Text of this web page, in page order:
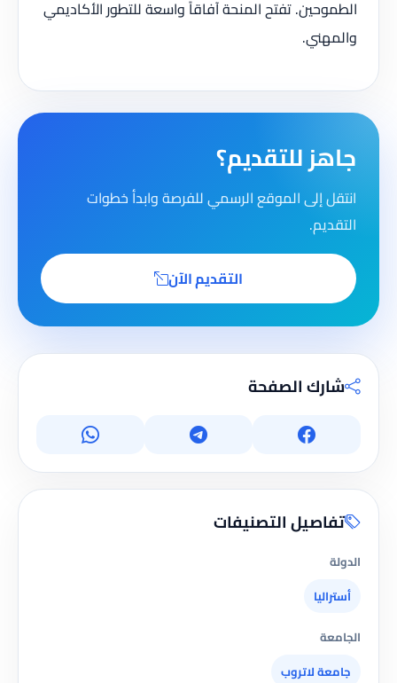
الطموحين. تفتح المنحة آفاقاً واسعة للتطور الأكاديمي
والمهني.
جاهز للتقديم؟
انتقل إلى الموقع الرسمي للفرصة وابدأ خطوات
التقديم.
التقديم الآن
شارك الصفحة
تفاصيل التصنيفات
الدولة
أستراليا
الجامعة
جامعة لاتروب